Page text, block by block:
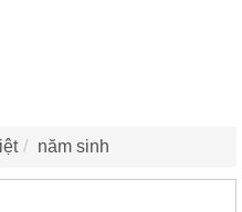
năm sinh